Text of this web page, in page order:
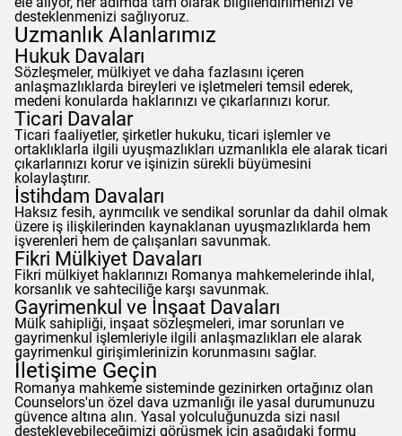
desteklenmenizi sağlıyoruz.
Uzmanlık Alanlarımız
Hukuk Davaları
Sözleşmeler, mülkiyet ve daha fazlasını içeren
anlaşmazlıklarda bireyleri ve işletmeleri temsil ederek,
medeni konularda haklarınızı ve çıkarlarınızı korur.
Ticari Davalar
Ticari faaliyetler, şirketler hukuku, ticari işlemler ve
ortaklıklarla ilgili uyuşmazlıkları uzmanlıkla ele alarak ticari
çıkarlarınızı korur ve işinizin sürekli büyümesini
kolaylaştırır.
İstihdam Davaları
Haksız fesih, ayrımcılık ve sendikal sorunlar da dahil olmak
üzere iş ilişkilerinden kaynaklanan uyuşmazlıklarda hem
işverenleri hem de çalışanları savunmak.
Fikri Mülkiyet Davaları
Fikri mülkiyet haklarınızı Romanya mahkemelerinde ihlal,
korsanlık ve sahteciliğe karşı savunmak.
Gayrimenkul ve İnşaat Davaları
Mülk sahipliği, inşaat sözleşmeleri, imar sorunları ve
gayrimenkul işlemleriyle ilgili anlaşmazlıkları ele alarak
gayrimenkul girişimlerinizin korunmasını sağlar.
İletişime Geçin
Romanya mahkeme sisteminde gezinirken ortağınız olan
Counselors'un özel dava uzmanlığı ile yasal durumunuzu
güvence altına alın. Yasal yolculuğunuzda sizi nasıl
destekleyebileceğimizi görüşmek için aşağıdaki formu